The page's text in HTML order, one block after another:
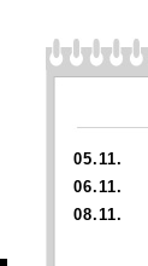
05.11.
06.11.
08.11.